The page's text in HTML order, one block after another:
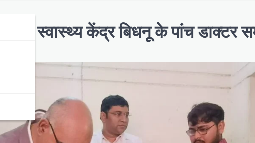
स्वास्थ्य केंद्र बिधनू के पांच डाक्टर